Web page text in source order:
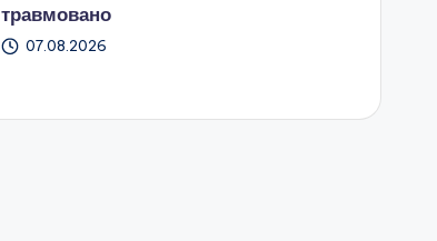
травмовано
07.08.2026